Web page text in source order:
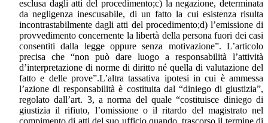
esclusa dagli atti del procedimento;c) la negazione, determinata
da negligenza inescusabile, di un fatto la cui esistenza risulta
incontrastabilmente dagli atti del procedimento;d) l’emissione di
provvedimento concernente la libertà della persona fuori dei casi
consentiti dalla legge oppure senza motivazione”. L’articolo
precisa che “non può dare luogo a responsabilità l’attività
d’interpretazione di norme di diritto né quella di valutazione del
fatto e delle prove”.L’altra tassativa ipotesi in cui è ammessa
l’azione di responsabilità è costituita dal “diniego di giustizia”,
regolato dall’art. 3, a norma del quale “costituisce diniego di
giustizia il rifiuto, l’omissione o il ritardo del magistrato nel
compimento di atti del suo ufficio quando, trascorso il termine di